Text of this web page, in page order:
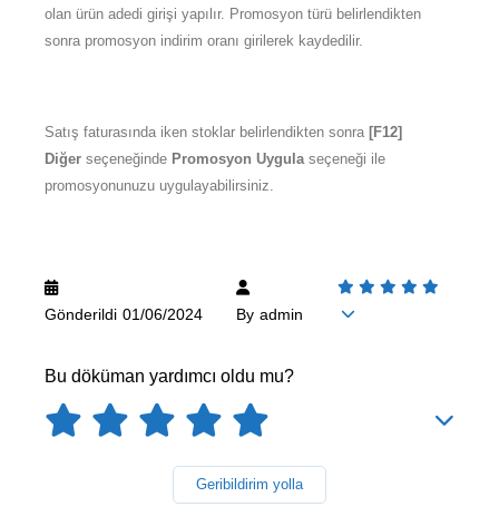
olan ürün adedi girişi yapılır. Promosyon türü belirlendikten
sonra promosyon indirim oranı girilerek kaydedilir.
Satış faturasında iken stoklar belirlendikten sonra [F12]
Diğer seçeneğinde Promosyon Uygula seçeneği ile
promosyonunuzu uygulayabilirsiniz.
Gönderildi 01/06/2024 By admin
Bu döküman yardımcı oldu mu?
Geribildirim yolla